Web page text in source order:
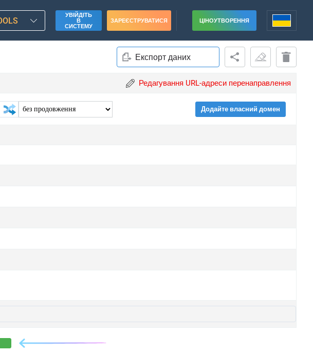
УВІЙДІТЬ
В
СИСТЕМУ
ЗАРЕЄСТРУВАТИСЯ ЦІНОУТВОРЕННЯ
Експорт даних
Редагування URL-адреси перенаправлення
Додайте власний домен